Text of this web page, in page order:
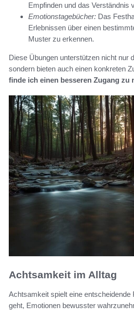
Empfinden und das Verständnis
Emotionstagebücher: Das
Erlebnissen über einen
Muster zu erkennen.
Diese Übungen unterstützen nicht nur
sondern bieten auch einen konkreten
finde ich einen besseren Zugang zu
Achtsamkeit im Alltag
Achtsamkeit spielt eine entscheidende
geht, Emotionen bewusster